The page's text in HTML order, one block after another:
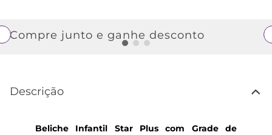
Descrição
Beliche Infantil Star Plus com Grade de